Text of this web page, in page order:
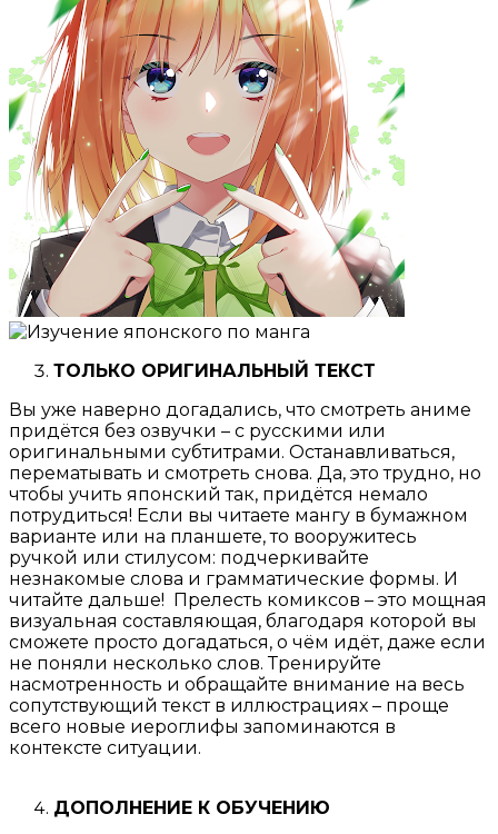
ТОЛЬКО ОРИГИНАЛЬНЫЙ ТЕКСТ
Вы уже наверно догадались, что смотреть аниме
придётся без озвучки – с русскими или
оригинальными субтитрами. Останавливаться,
перематывать и смотреть снова. Да, это трудно, но
чтобы учить японский так, придётся немало
потрудиться! Если вы читаете мангу в бумажном
варианте или на планшете, то вооружитесь
ручкой или стилусом: подчеркивайте
незнакомые слова и грамматические формы. И
читайте дальше! Прелесть комиксов – это мощная
визуальная составляющая, благодаря которой вы
сможете просто догадаться, о чём идёт, даже если
не поняли несколько слов. Тренируйте
насмотренность и обращайте внимание на весь
сопутствующий текст в иллюстрациях – проще
всего новые иероглифы запоминаются в
контексте ситуации.
ДОПОЛНЕНИЕ К ОБУЧЕНИЮ